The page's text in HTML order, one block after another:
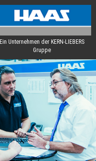
Ein Unternehmen der KERN-LIEBERS
Gruppe